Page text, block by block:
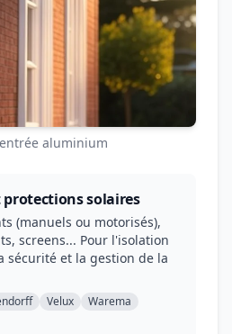
aluminium
solaires
(manuels ou motorisés),
screens... Pour l'isolation
sécurité et la gestion de la
Velux
Warema